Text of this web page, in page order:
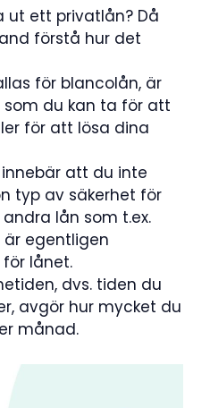
ut ett privatlån? Då
förstå hur det
för blancolån, är
du kan ta för att
för att lösa dina
att du inte
typ av säkerhet för
lån som t.ex.
egentligen
lånet.
dvs. tiden du
avgör hur mycket du
månad.